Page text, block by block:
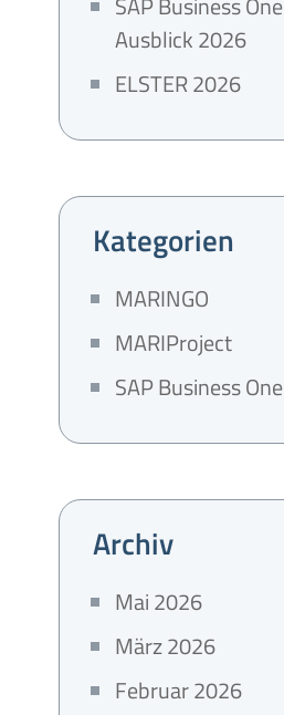
Ausblick 2026
ELSTER 2026
Kategorien
MARINGO
MARIProject
SAP Business One
Archiv
Mai 2026
März 2026
Februar 2026